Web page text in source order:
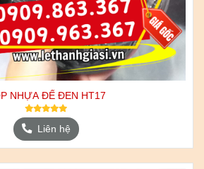
NHỰA ĐẾ ĐEN HT17
Liên hệ